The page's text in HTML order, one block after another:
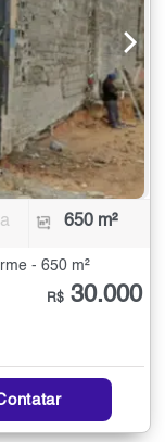
650 m²
- 650 m²
R$ 30.000